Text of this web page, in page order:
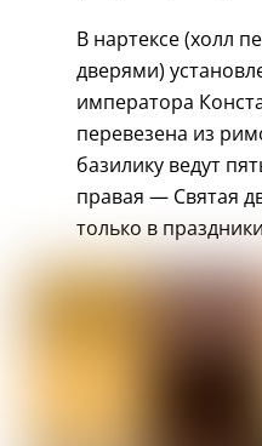
В нартексе (холл
дверями)
императора
перевезена из
базилику ведут
правая — Святая
только в